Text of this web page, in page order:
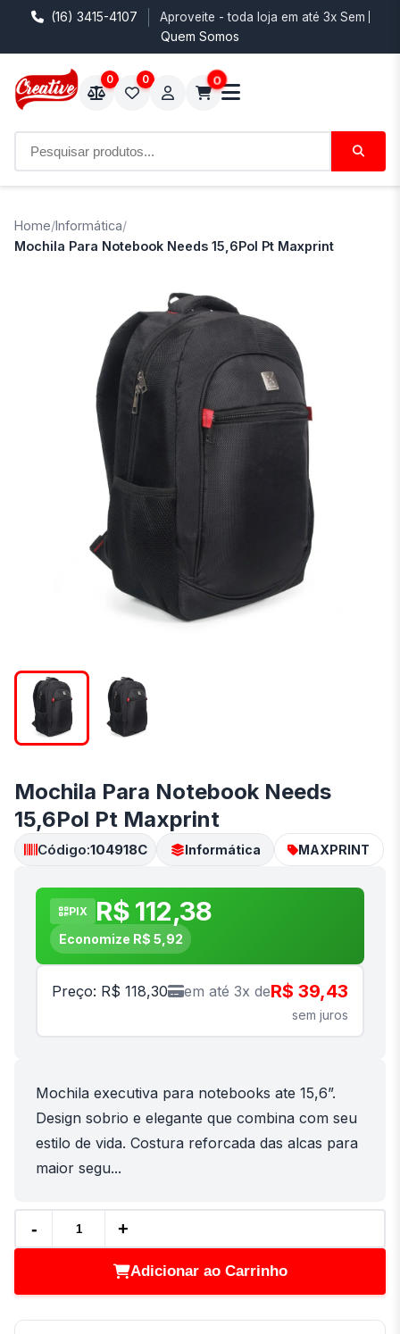
(16) 3415-4107 Aproveite - toda loja em até 3x Sem
Quem Somos
0 0 0
Home/Informática/
Mochila Para Notebook Needs 15,6Pol Pt Maxprint
Mochila Para Notebook Needs
15,6Pol Pt Maxprint
Código:104918C Informática MAXPRINT
PIX R$ 112,38
Economize R$ 5,92
Preço: R$ 118,30 em até 3x deR$ 39,43
sem juros
Mochila executiva para notebooks ate 15,6”.
Design sobrio e elegante que combina com seu
estilo de vida. Costura reforcada das alcas para
maior segu...
- +
Adicionar ao Carrinho